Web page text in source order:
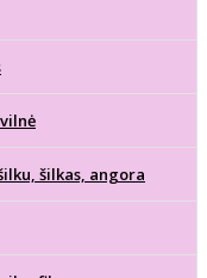
šilkas, angora